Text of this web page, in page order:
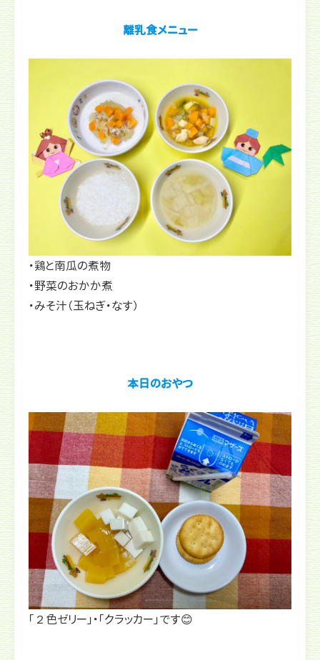
離乳食メニュー
・鶏と南瓜の煮物
・野菜のおかか煮
・みそ汁（玉ねぎ・なす）
本日のおやつ
「２色ゼリー」・「クラッカー」です😊